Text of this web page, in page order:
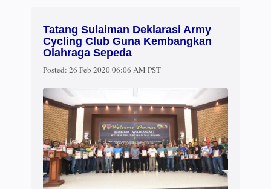
Tatang Sulaiman Deklarasi Army
Cycling Club Guna Kembangkan
Olahraga Sepeda
Posted: 26 Feb 2020 06:06 AM PST